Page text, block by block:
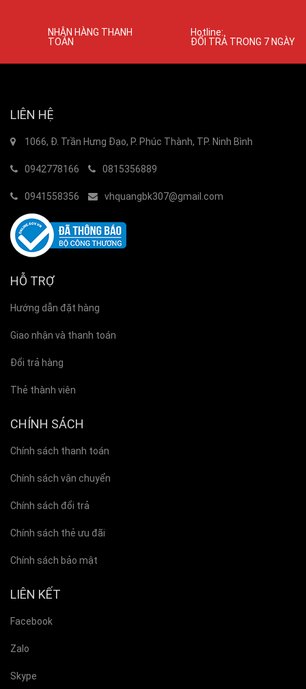
NHẬN HÀNG THANH
TOÁN
Hotline:
ĐỔI TRẢ TRONG 7 NGÀY
LIÊN HỆ
1066, Đ. Trần Hưng Đạo, P. Phúc Thành, TP. Ninh Bình
0942778166 0815356889
0941558356 vhquangbk307@gmail.com
HỖ TRỢ
Hướng dẫn đặt hàng
Giao nhận và thanh toán
Đổi trả hàng
Thẻ thành viên
CHÍNH SÁCH
Chính sách thanh toán
Chính sách vận chuyển
Chính sách đổi trả
Chính sách thẻ ưu đãi
Chính sách bảo mật
LIÊN KẾT
Facebook
Zalo
Skype